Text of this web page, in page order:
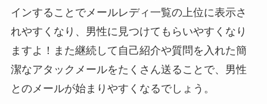
インすることでメールレディ一覧の上位に表示さ
れやすくなり、男性に見つけてもらいやすくなり
ますよ！また継続して自己紹介や質問を入れた簡
潔なアタックメールをたくさん送ることで、男性
とのメールが始まりやすくなるでしょう。